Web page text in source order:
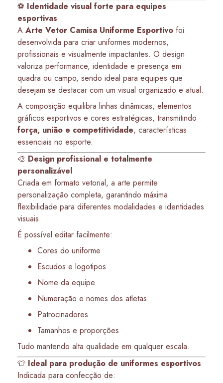
⚽ Identidade visual forte para equipes
esportivas
A Arte Vetor Camisa Uniforme Esportivo foi
desenvolvida para criar uniformes modernos,
profissionais e visualmente impactantes. O design
valoriza performance, identidade e presença em
quadra ou campo, sendo ideal para equipes que
desejam se destacar com um visual organizado e atual.
A composição equilibra linhas dinâmicas, elementos
gráficos esportivos e cores estratégicas, transmitindo
força, união e competitividade, características
essenciais no esporte.
🎨 Design profissional e totalmente
personalizável
Criada em formato vetorial, a arte permite
personalização completa, garantindo máxima
flexibilidade para diferentes modalidades e identidades
visuais.
É possível editar facilmente:
Cores do uniforme
Escudos e logotipos
Nome da equipe
Numeração e nomes dos atletas
Patrocinadores
Tamanhos e proporções
Tudo mantendo alta qualidade em qualquer escala.
👕 Ideal para produção de uniformes esportivos
Indicada para confecção de: